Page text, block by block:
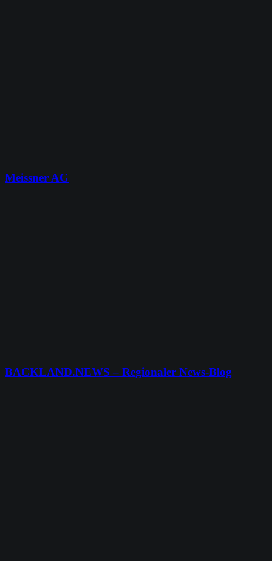
Meissner AG
BACKLAND.NEWS – Regionaler News-Blog